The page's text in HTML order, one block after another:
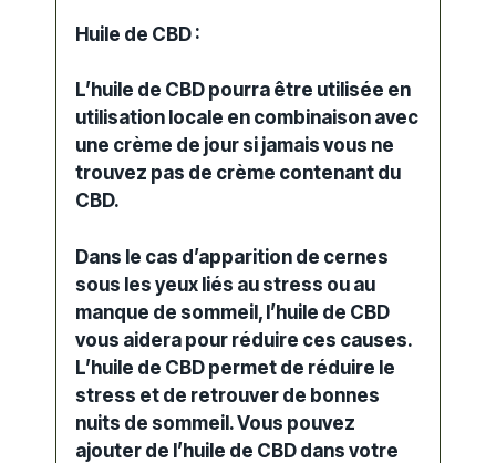
Huile de CBD :
L’huile de CBD pourra être utilisée en
utilisation locale en combinaison avec
une crème de jour si jamais vous ne
trouvez pas de crème contenant du
CBD.
Dans le cas d’apparition de cernes
sous les yeux liés au stress ou au
manque de sommeil, l’huile de CBD
vous aidera pour réduire ces causes.
L’huile de CBD permet de réduire le
stress et de retrouver de bonnes
nuits de sommeil. Vous pouvez
ajouter de l’huile de CBD dans votre